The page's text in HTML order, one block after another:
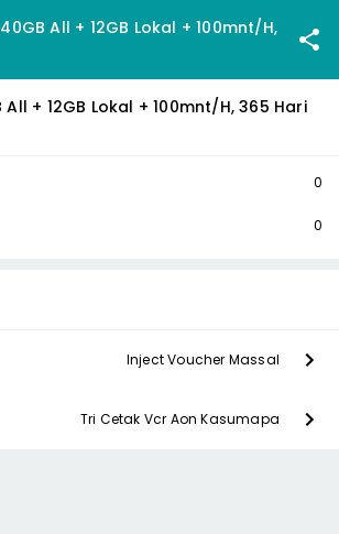
All + 12GB Lokal + 100mnt/H,
+ 12GB Lokal + 100mnt/H, 365 Hari
0
0
Inject Voucher Massal
Tri Cetak Vcr Aon Kasumapa